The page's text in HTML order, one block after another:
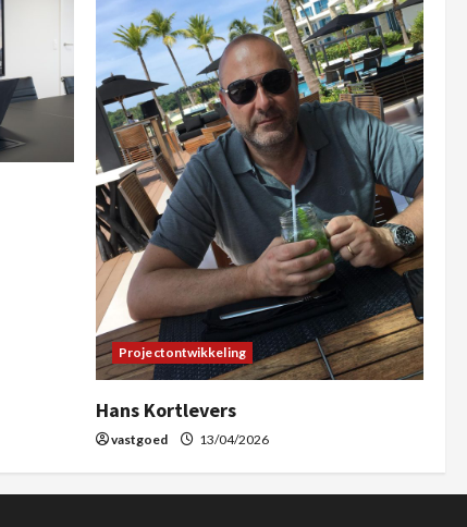
Projectontwikkeling
Hans Kortlevers
vastgoed 13/04/2026